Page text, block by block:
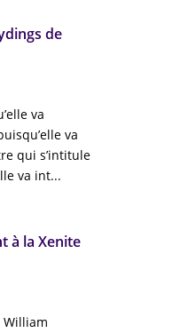
de
va
va
qui s’intitule
va int...
à la Xenite